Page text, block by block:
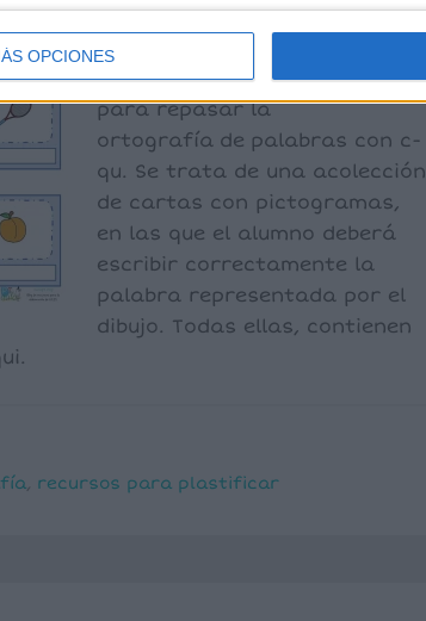
OPCIONES
Os comparto hoy un material
para repasar la
ortografía de palabras con c-
qu. Se trata de una acolección
de cartas con pictogramas,
en las que el alumno deberá
escribir correctamente la
palabra representada por el
dibujo. Todas ellas, contienen
, recursos para plastificar